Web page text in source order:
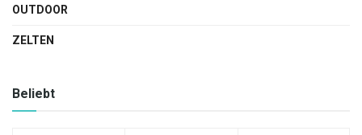
OUTDOOR
ZELTEN
Beliebt